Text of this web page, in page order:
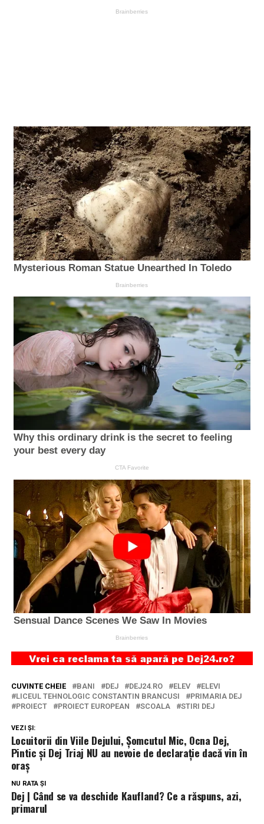
CUVINTE CHEIE BANI DEJ DEJ24.RO ELEV
ELEVI
LICEUL TEHNOLOGIC CONSTANTIN BRANCUSI
PRIMARIA DEJ
PROIECT
PROIECT EUROPEAN SCOALA STIRI DEJ
VEZI ȘI:
Locuitorii din Viile Dejului, Șomcutul Mic, Ocna Dej,
Pintic și Dej Triaj NU au nevoie de declarație dacă vin în
oraș
NU RATA ȘI
Dej | Când se va deschide Kaufland? Ce a răspuns, azi,
primarul